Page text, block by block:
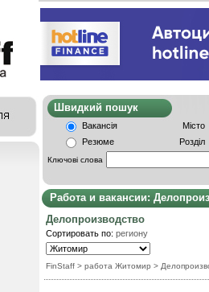
Швидкий
Вакансія
Місто
Резюме
Розділ
Ключові слова
Работа и вакансии:
Делопроизводство
Сортировать по: региону
FinStaff > работа Житомир >